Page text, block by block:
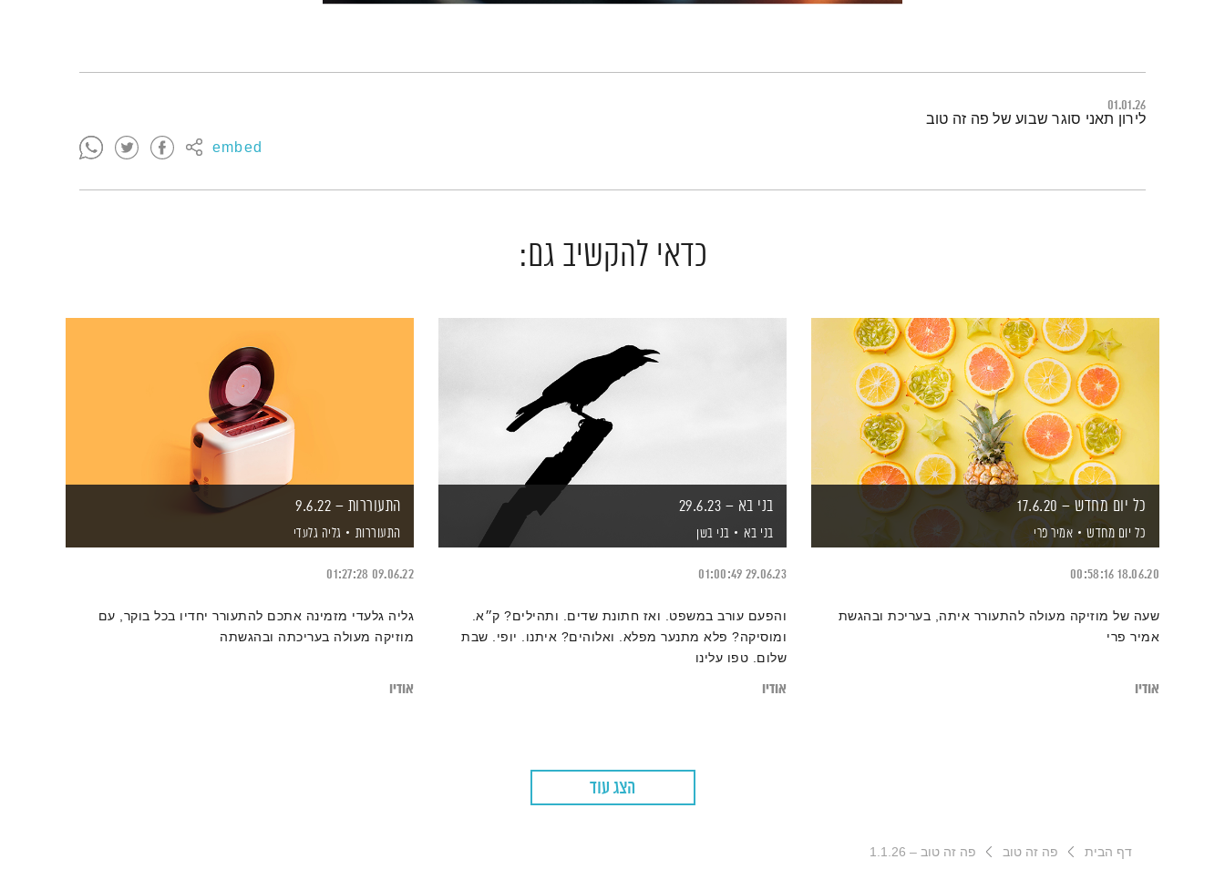
01.01.26
embed
תמצית הפודקאסט
לירון תאני סוגר שבוע של פה זה טוב
כדאי להקשיב גם:
כל יום מחדש – 17.6.20
כל יום מחדש אמיר פרי
18.06.20
00:58:16
שעה של מוזיקה מעולה להתעורר איתה, בעריכת ובהגשת
אמיר פרי
אודיו
בני בא – 29.6.23
בני בא בני בשן
29.06.23
01:00:49
והפעם עורב במשפט. ואז חתונת שדים. ותהילים? ק״א.
ומוסיקה? פלא מתנער מפלא. ואלוהים? איתנו. יופי. שבת
שלום. טפו עלינו
אודיו
התעוררות – 9.6.22
התעוררות גליה גלעדי
09.06.22
01:27:28
גליה גלעדי מזמינה אתכם להתעורר יחדיו בכל בוקר, עם
מוזיקה מעולה בעריכתה ובהגשתה
אודיו
הצג עוד
דף הבית פה זה טוב פה זה טוב – 1.1.26